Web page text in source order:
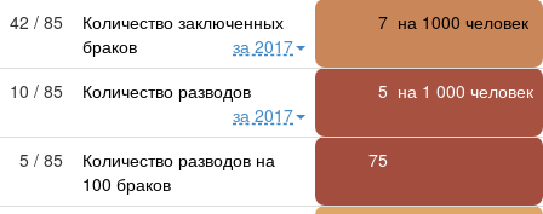
42 / 85
Количество заключенных
браков
за 2017
7 на 1000 человек
10 / 85
Количество разводов
за 2017
5 на 1 000 человек
5 / 85
Количество разводов на
100 браков
75